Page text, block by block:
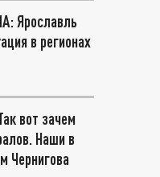
Ярославль
в регионах
вот зачем
Наши в
Чернигова